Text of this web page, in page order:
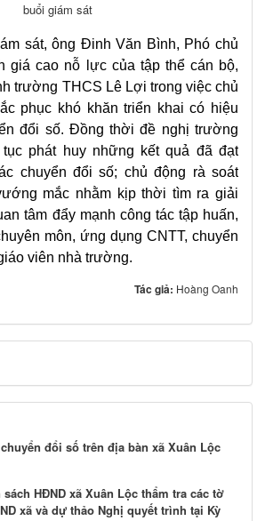
buổi giám sát
sát, ông Đinh Văn Bình, Phó chủ
giá cao nỗ lực của tập thể cán bộ,
trường THCS Lê Lợi trong việc chủ
phục khó khăn triển khai có hiệu
đổi số. Đồng thời đề nghị trường
phát huy những kết quả đã đạt
chuyển đổi số; chủ động rà soát
mắc nhằm kịp thời tìm ra giải
tâm đẩy mạnh công tác tập huấn,
môn, ứng dụng CNTT, chuyển
viên nhà trường.
Tác giả: Hoàng Oanh
đổi số trên địa bàn xã Xuân Lộc
sách HĐND xã Xuân Lộc thẩm tra các tờ
xã và dự thảo Nghị quyết trình tại Kỳ